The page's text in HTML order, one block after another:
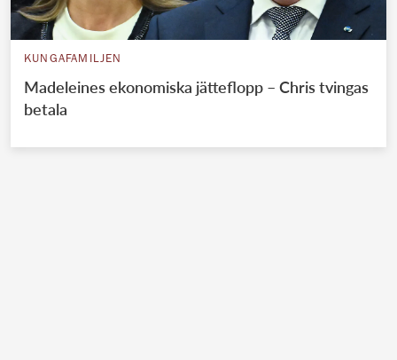
KUNGAFAMILJEN
Madeleines ekonomiska jätteflopp – Chris tvingas
betala